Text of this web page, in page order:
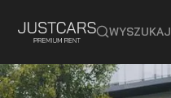
WYSZUKAJ